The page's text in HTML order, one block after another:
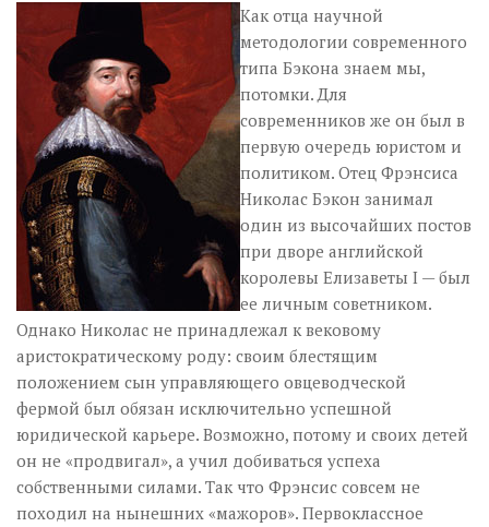
Как отца научной
методологии современного
типа Бэкона знаем мы,
потомки. Для
современников же он был в
первую очередь юристом и
политиком. Отец Фрэнсиса
Николас Бэкон занимал
один из высочайших постов
при дворе английской
королевы Елизаветы I — был
ее личным советником.
Однако Николас не принадлежал к вековому
аристократическому роду: своим блестящим
положением сын управляющего овцеводческой
фермой был обязан исключительно успешной
юридической карьере. Возможно, потому и своих детей
он не «продвигал», а учил добиваться успеха
собственными силами. Так что Фрэнсис совсем не
походил на нынешних «мажоров». Первоклассное